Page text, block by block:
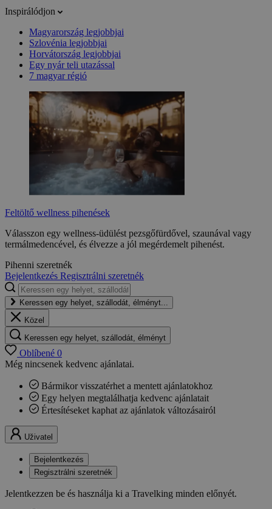
Inspirálódjon
Magyarország legjobbjai
Szlovénia legjobbjai
Horvátország legjobbjai
Egy nyár teli utazással
7 magyar régió
Feltöltő wellness pihenések
Válasszon egy wellness-üdülést pezsgőfürdővel, szaunával vagy
termálmedencével, és élvezze a jól megérdemelt pihenést.
Pihenni szeretnék
Bejelentkezés Regisztrálni szeretnék
Keressen egy helyet, szállodát, élményt...
Közel
Keressen egy helyet, szállodát, élményt
Oblíbené 0
Még nincsenek kedvenc ajánlatai.
Bármikor visszatérhet a mentett ajánlatokhoz
Egy helyen megtalálhatja kedvenc ajánlatait
Értesítéseket kaphat az ajánlatok változásairól
Uživatel
Bejelentkezés
Regisztrálni szeretnék
Jelentkezzen be és használja ki a Travelking minden előnyét.